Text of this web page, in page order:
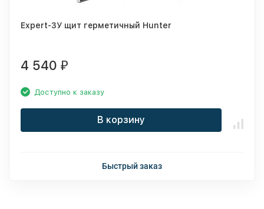
Expert-3У щит герметичный Hunter
4 540 ₽
Доступно к заказу
В корзину
Быстрый заказ